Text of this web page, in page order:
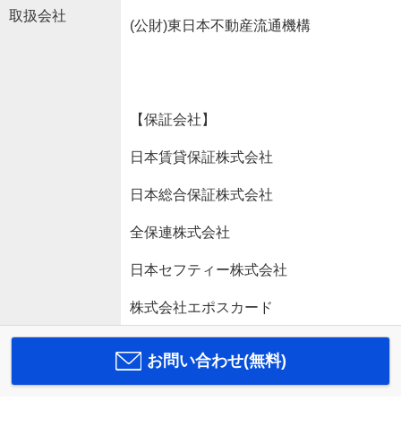
取扱会社
(公財)東日本不動産流通機構
【保証会社】
日本賃貸保証株式会社
日本総合保証株式会社
全保連株式会社
日本セフティー株式会社
株式会社エポスカード
お問い合わせ(無料)